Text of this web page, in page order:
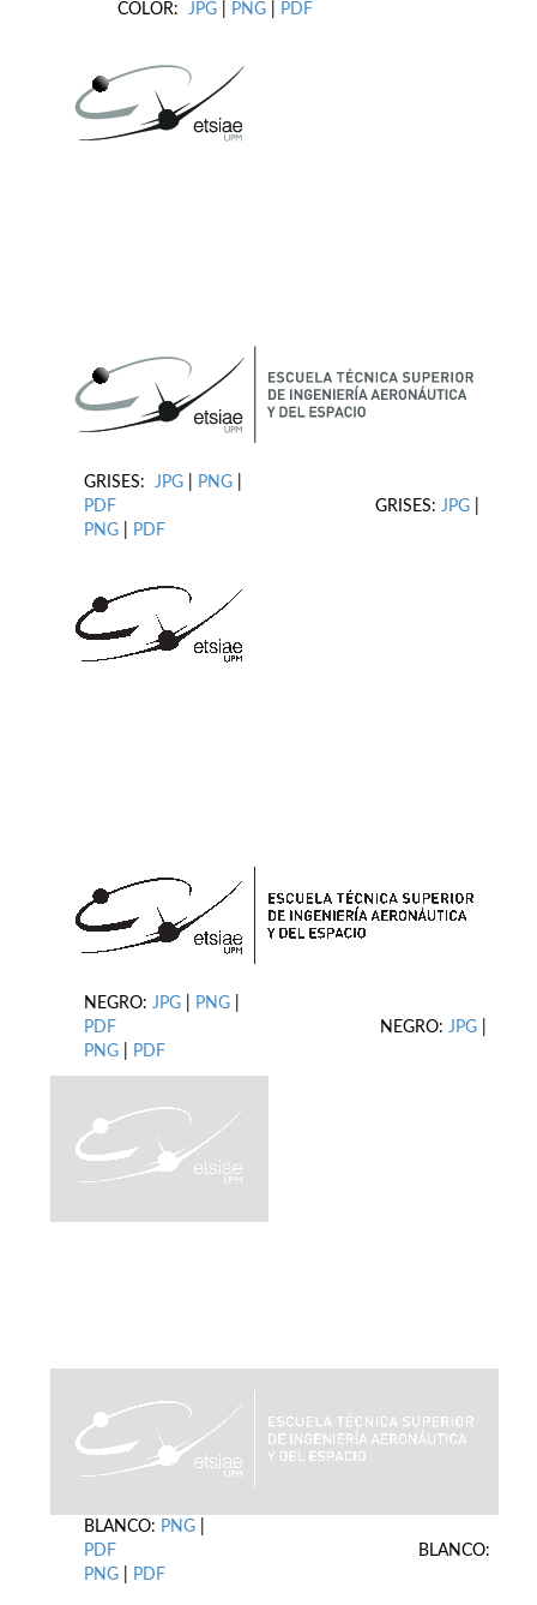
COLOR: JPG PNG PDF
GRISES: JPG PNG
PDF GRISES: JPG
PNG
PDF
NEGRO: JPG PNG
PDF NEGRO: JPG
PNG
PDF
BLANCO: PNG
PDF BLANCO:
PNG
PDF